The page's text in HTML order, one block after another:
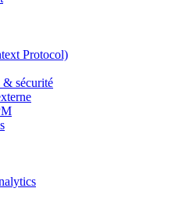
Protocol)
& sécurité